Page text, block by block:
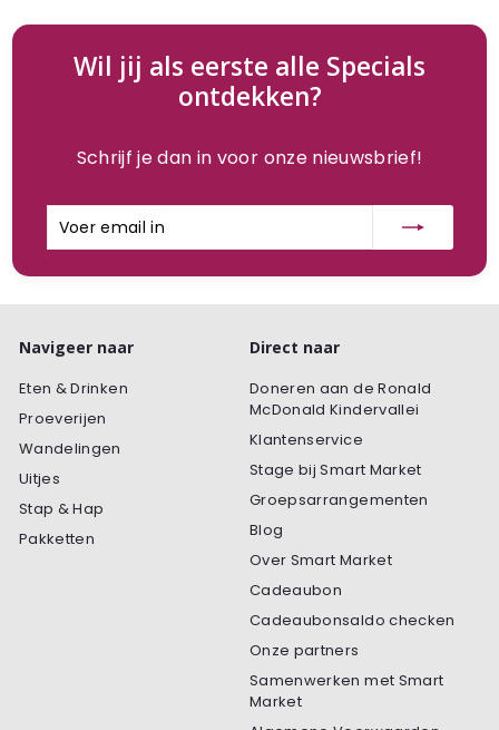
0
9
5
Wil jij als eerste alle Specials
ontdekken?
Schrijf je dan in voor onze nieuwsbrief!
Navigeer naar
Eten & Drinken
Proeverijen
Wandelingen
Uitjes
Stap & Hap
Pakketten
Direct naar
Doneren aan de Ronald
McDonald Kindervallei
Klantenservice
Stage bij Smart Market
Groepsarrangementen
Blog
Over Smart Market
Cadeaubon
Cadeaubonsaldo checken
Onze partners
Samenwerken met Smart
Market